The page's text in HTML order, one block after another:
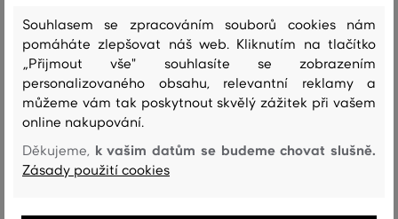
3 199 Kč
Dostupné velikosti:
, XL +1 další
3 999 Kč
Dostupné velikosti:
+1 další
Souhlasem se zpracováním souborů cookies nám
pomáháte zlepšovat náš web. Kliknutím na tlačítko
„Přijmout vše" souhlasíte se zobrazením
personalizovaného obsahu, relevantní reklamy a
můžeme vám tak poskytnout skvělý zážitek při vašem
online nakupování.
Děkujeme, k vašim datům se budeme chovat slušně.
Zásady použití cookies